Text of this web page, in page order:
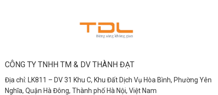
Hầm Mỏ và Đường Hầm
ánh sáng mạnh mẽ và ổn định, hỗ trợ công tác khai thác và vận
Những Câu Hỏi Thường Gặp (FAQs)
CÔNG TY TNHH TM & DV THÀNH ĐẠT
Địa chỉ: LK811 – DV 31 Khu C, Khu Đất Dịch Vụ Hòa Bình, Phường Yên
Nghĩa, Quận Hà Đông, Thành phố Hà Nội, Việt Nam